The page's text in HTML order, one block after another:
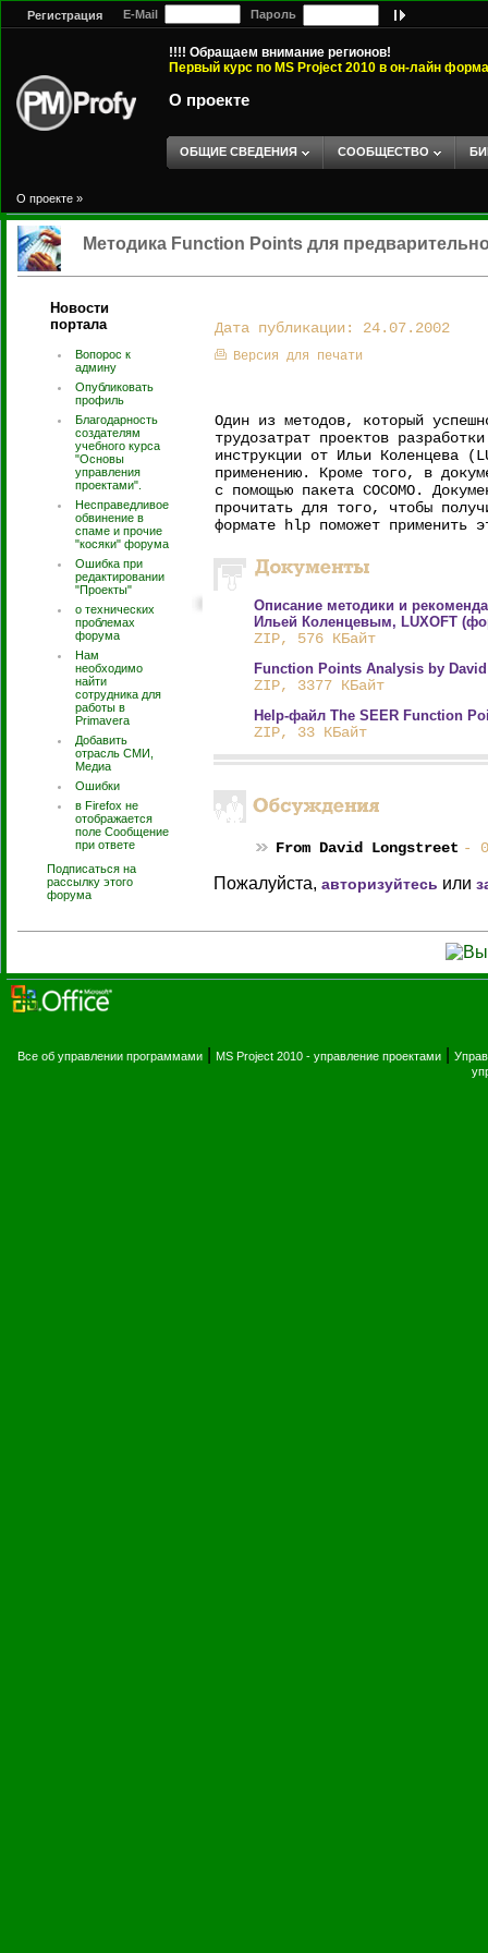
Регистрация E-Mail Пароль
!!!! Обращаем внимание регионов!
Первый курс по MS Project 2010 в он-лайн
О проекте
ОБЩИЕ СВЕДЕНИЯ СООБЩЕСТВО
О проекте »
Методика Function Points для
Новости
портала
Вопорос к
админу
Опубликовать
профиль
Благодарность
создателям
учебного курса
"Основы
управления
проектами".
Несправедливое
обвинение в
спаме и прочие
"косяки" форума
Ошибка при
редактировании
"Проекты"
о технических
проблемах
форума
Нам
необходимо
найти
сотрудника для
работы в
Primavera
Добавить
отрасль СМИ,
Медиа
Ошибки
в Firefox не
отображается
поле Сообщение
при ответе
Подписаться на
рассылку этого
форума
Дата публикации: 24.07.2002
Версия для печати
Один из методов, который
трудозатрат проектов
инструкции от Ильи Коленцева
применению. Кроме того, в
с помощью пакета COCOMO.
прочитать для того, чтобы
формате hlp поможет применить
Описание методики и
Ильей Коленцевым, LUXOFT
ZIP, 576 КБайт
Function Points Analysis by
ZIP, 3377 КБайт
Help-файл The SEER Function
ZIP, 33 КБайт
From David Longstreet -
Пожалуйста, авторизуйтесь или
Все об управлении программами MS Project 2010 - управление проектами